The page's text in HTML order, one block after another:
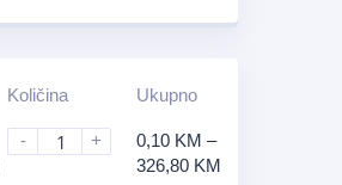
Količina
- +
Ukupno
0,10 KM –
326,80 KM